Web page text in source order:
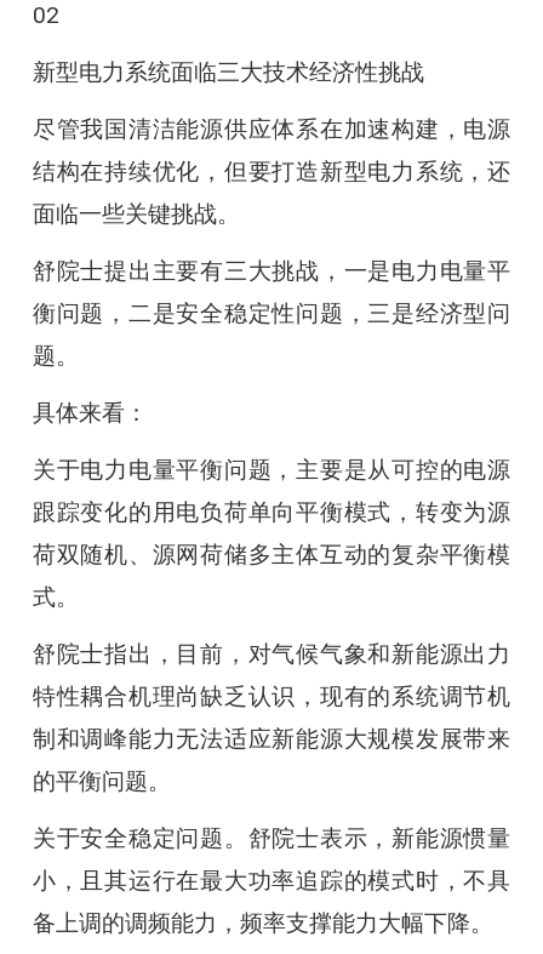
02
新型电力系统面临三大技术经济性挑战
尽管我国清洁能源供应体系在加速构建，电源
结构在持续优化，但要打造新型电力系统，还
面临一些关键挑战。
舒院士提出主要有三大挑战，一是电力电量平
衡问题，二是安全稳定性问题，三是经济型问
题。
具体来看：
关于电力电量平衡问题，主要是从可控的电源
跟踪变化的用电负荷单向平衡模式，转变为源
荷双随机、源网荷储多主体互动的复杂平衡模
式。
舒院士指出，目前，对气候气象和新能源出力
特性耦合机理尚缺乏认识，现有的系统调节机
制和调峰能力无法适应新能源大规模发展带来
的平衡问题。
关于安全稳定问题。舒院士表示，新能源惯量
小，且其运行在最大功率追踪的模式时，不具
备上调的调频能力，频率支撑能力大幅下降。